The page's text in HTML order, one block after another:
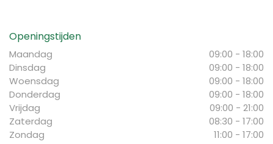
Openingstijden
Maandag
09:00 - 18:00
Dinsdag
09:00 - 18:00
Woensdag
09:00 - 18:00
Donderdag
09:00 - 18:00
Vrijdag
09:00 - 21:00
Zaterdag
08:30 - 17:00
Zondag
11:00 - 17:00